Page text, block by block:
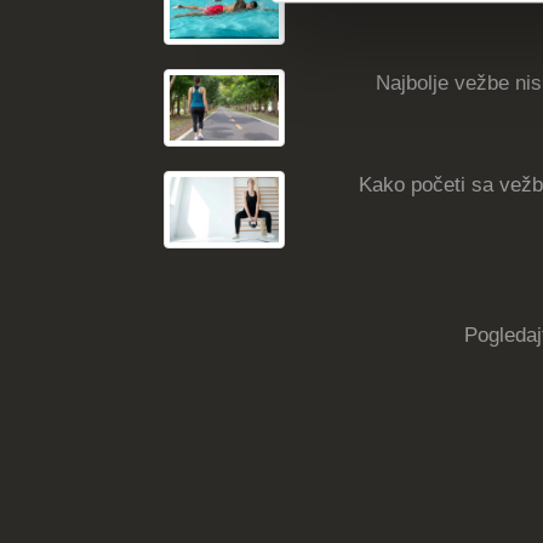
Najbolje vežbe
Kako početi sa